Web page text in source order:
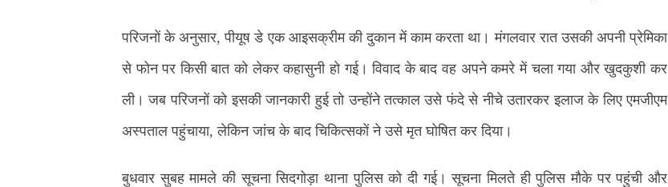
परिजनों के अनुसार, पीयूष डे एक आइसक्रीम की दुकान में काम करता था। मंगलवार रात उसकी अपनी प्रेमिका
से फोन पर किसी बात को लेकर कहासुनी हो गई। विवाद के बाद वह अपने कमरे में चला गया और खुदकुशी कर
ली। जब परिजनों को इसकी जानकारी हुई तो उन्होंने तत्काल उसे फंदे से नीचे उतारकर इलाज के लिए एमजीएम
अस्पताल पहुंचाया, लेकिन जांच के बाद चिकित्सकों ने उसे मृत घोषित कर दिया।
बुधवार सुबह मामले की सूचना सिदगोड़ा थाना पुलिस को दी गई। सूचना मिलते ही पुलिस मौके पर पहुंची और